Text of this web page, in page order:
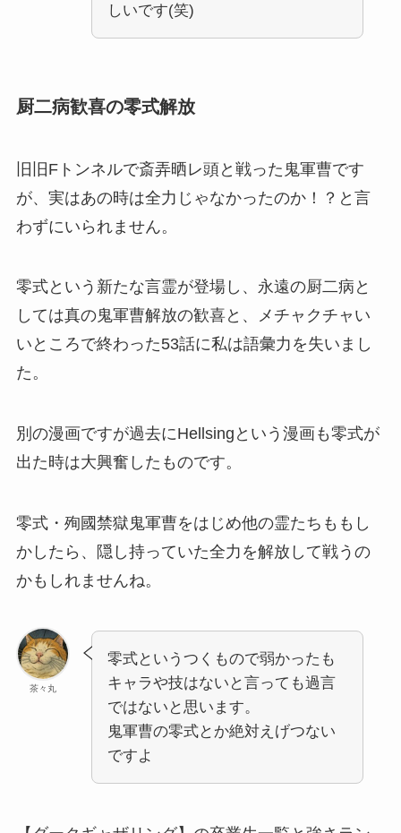
しいです(笑)
厨二病歓喜の零式解放
旧旧Fトンネルで斎弄晒レ頭と戦った鬼軍曹です
が、実はあの時は全力じゃなかったのか！？と言
わずにいられません。
零式という新たな言霊が登場し、永遠の厨二病と
しては真の鬼軍曹解放の歓喜と、メチャクチャい
いところで終わった53話に私は語彙力を失いまし
た。
別の漫画ですが過去にHellsingという漫画も零式が
出た時は大興奮したものです。
零式・殉國禁獄鬼軍曹をはじめ他の霊たちももし
かしたら、隠し持っていた全力を解放して戦うの
かもしれませんね。
茶々丸
零式というつくもので弱かったも
キャラや技はないと言っても過言
ではないと思います。
鬼軍曹の零式とか絶対えげつない
ですよ